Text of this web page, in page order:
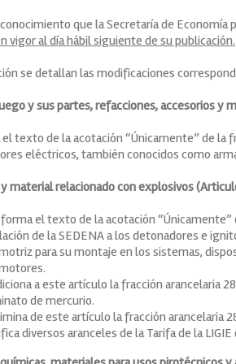
que la Secretaría de
vigor al día hábil siguiente de su publicación.
se detallan las modificaciones
y sus partes, refacciones, accesorios y
texto de la acotación “Únicamente” de la
eléctricos, también conocidos como
material relacionado con explosivos
el texto de la acotación
de la SEDENA a los detonadores e
para su montaje en los sistemas,
a este artículo la fracción arancelaria
de mercurio.
de este artículo la fracción arancelaria
diversos aranceles de la Tarifa de la